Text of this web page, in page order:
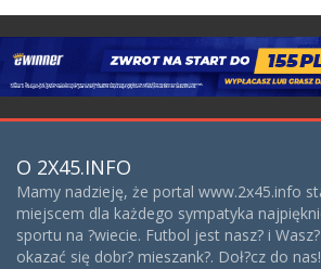
O 2X45.INFO
Mamy nadzieję, że portal www.2x45.info
miejscem dla każdego sympatyka
sportu na ?wiecie. Futbol jest nasz? i
okazać się dobr? mieszank?. Doł?cz do nas!